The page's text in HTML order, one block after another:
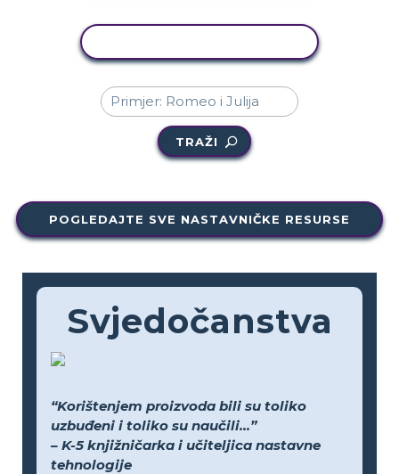
TRAŽI
POGLEDAJTE SVE NASTAVNIČKE RESURSE
Svjedočanstva
“Korištenjem proizvoda bili su toliko
uzbuđeni i toliko su naučili...”
– K-5 knjižničarka i učiteljica nastavne
tehnologije